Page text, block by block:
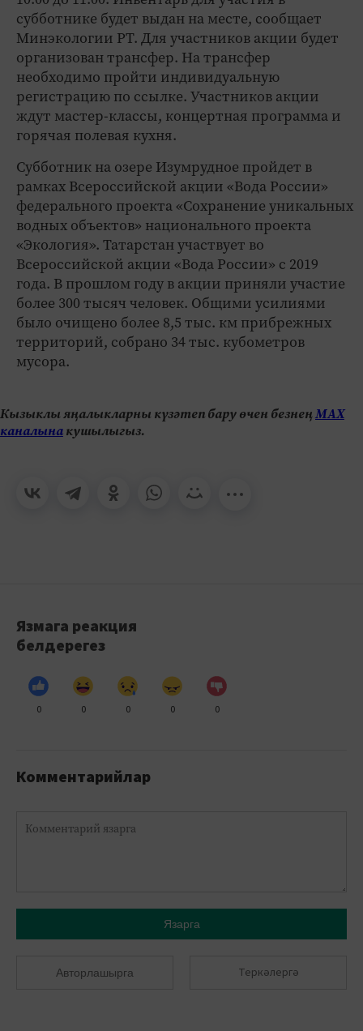
субботнике будет выдан на месте, сообщает
Минэкологии РТ. Для участников акции будет
организован трансфер. На трансфер
необходимо пройти индивидуальную
регистрацию по ссылке. Участников акции
ждут мастер-классы, концертная программа и
горячая полевая кухня.
Субботник на озере Изумрудное пройдет в
рамках Всероссийской акции «Вода России»
федерального проекта «Сохранение уникальных
водных объектов» национального проекта
«Экология». Татарстан участвует во
Всероссийской акции «Вода России» с 2019
года. В прошлом году в акции приняли участие
более 300 тысяч человек. Общими усилиями
было очищено более 8,5 тыс. км прибрежных
территорий, собрано 34 тыс. кубометров
мусора.
Кызыклы яңалыкларны күзәтеп бару өчен безнеңМАХ
каналынакушылыгыз.
Язмага реакция
белдерегез
0 0 0 0 0
Комментарийлар
Язарга
Авторлашырга Теркәлергә